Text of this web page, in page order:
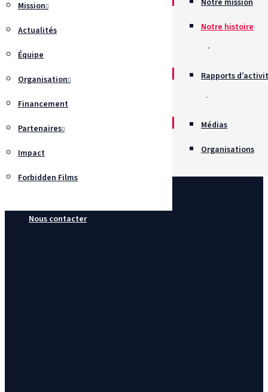
Mission Notre mission
Notre histoire
Récompenses
Actualités
Équipe
Organisation Rapports
Chartes
Recrutement
Financement
Partenaires Médias
Organisations
Impact
Forbidden Films
Nous contacter